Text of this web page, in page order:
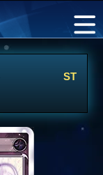
ST